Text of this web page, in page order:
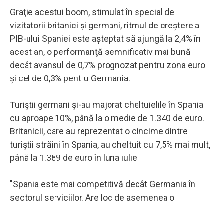
Graţie acestui boom, stimulat în special de
vizitatorii britanici şi germani, ritmul de creştere a
PIB-ului Spaniei este aşteptat să ajungă la 2,4% în
acest an, o performanţă semnificativ mai bună
decât avansul de 0,7% prognozat pentru zona euro
şi cel de 0,3% pentru Germania.
Turiştii germani şi-au majorat cheltuielile în Spania
cu aproape 10%, până la o medie de 1.340 de euro.
Britanicii, care au reprezentat o cincime dintre
turiştii străini în Spania, au cheltuit cu 7,5% mai mult,
până la 1.389 de euro în luna iulie.
"Spania este mai competitivă decât Germania în
sectorul serviciilor. Are loc de asemenea o